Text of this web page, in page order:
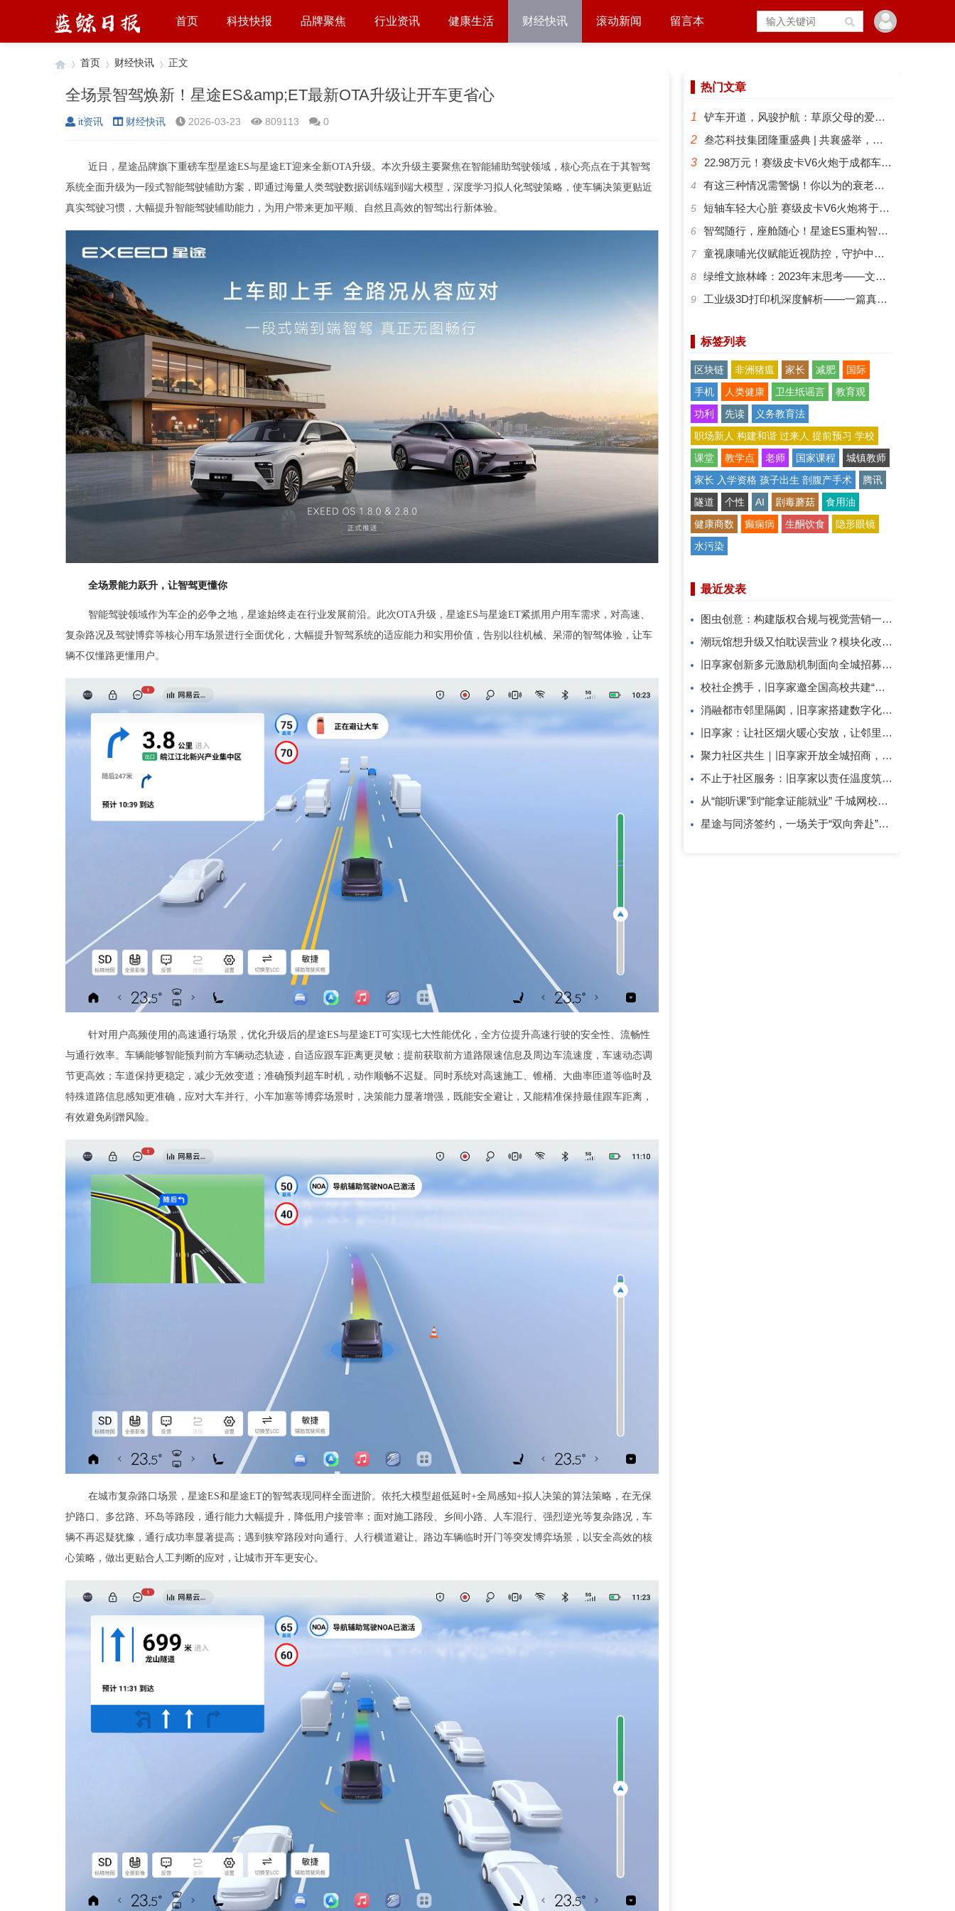
首页 科技快报 品牌聚焦 行业资讯 健康生活 财经快讯 滚动新闻 留言本
›
首页
›
财经快讯
›
正文
全场景智驾焕新！星途ES&amp;ET最新OTA升级让开车更省心
it资讯 财经快讯 2026-03-23 809113 0
近日，星途品牌旗下重磅车型星途ES与星途ET迎来全新OTA升级。本次升级主要聚焦在智能辅助驾驶领域，核心亮点在于其智驾
系统全面升级为一段式智能驾驶辅助方案，即通过海量人类驾驶数据训练端到端大模型，深度学习拟人化驾驶策略，使车辆决策更贴近
真实驾驶习惯，大幅提升智能驾驶辅助能力，为用户带来更加平顺、自然且高效的智驾出行新体验。
全场景能力跃升，让智驾更懂你
智能驾驶领域作为车企的必争之地，星途始终走在行业发展前沿。此次OTA升级，星途ES与星途ET紧抓用户用车需求，对高速、
复杂路况及驾驶博弈等核心用车场景进行全面优化，大幅提升智驾系统的适应能力和实用价值，告别以往机械、呆滞的智驾体验，让车
辆不仅懂路更懂用户。
针对用户高频使用的高速通行场景，优化升级后的星途ES与星途ET可实现七大性能优化，全方位提升高速行驶的安全性、流畅性
与通行效率。车辆能够智能预判前方车辆动态轨迹，自适应跟车距离更灵敏；提前获取前方道路限速信息及周边车流速度，车速动态调
节更高效；车道保持更稳定，减少无效变道；准确预判超车时机，动作顺畅不迟疑。同时系统对高速施工、锥桶、大曲率匝道等临时及
特殊道路信息感知更准确，应对大车并行、小车加塞等博弈场景时，决策能力显著增强，既能安全避让，又能精准保持最佳跟车距离，
有效避免剐蹭风险。
在城市复杂路口场景，星途ES和星途ET的智驾表现同样全面进阶。依托大模型超低延时+全局感知+拟人决策的算法策略，在无保
护路口、多岔路、环岛等路段，通行能力大幅提升，降低用户接管率；面对施工路段、乡间小路、人车混行、强烈逆光等复杂路况，车
辆不再迟疑犹豫，通行成功率显著提高；遇到狭窄路段对向通行、人行横道避让、路边车辆临时开门等突发博弈场景，以安全高效的核
心策略，做出更贴合人工判断的应对，让城市开车更安心。
热门文章
1
铲车开道，风骏护航：草原父母的爱有多硬核？
2 叁芯科技集团隆重盛典 | 共襄盛举，筑梦未来
3
22.98万元！赛级皮卡V6火炮于成都车展正式预售
4 ​有这三种情况需警惕！你以为的衰老可能是“大脑预警”
5 短轴车轻大心脏 赛级皮卡V6火炮将于成都车展开启预售
6 智驾随行，座舱随心！星途ES重构智能化出行新体验
7 ​童视康哺光仪赋能近视防控，守护中国孩子的清晰视界
8 绿维文旅林峰：2023年末思考——文旅新势力与文旅新时代
9 工业级3D打印机深度解析——一篇真正能帮你选对机器的指南
标签列表
区块链 非洲猪瘟 家长 减肥
国际
手机
人类健康 卫生纸谣言
教育观
功利
先读
义务教育法
职场新人 构建和谐 过来人 提前预习 学校
课堂
教学点 老师 国家课程
城镇教师
家长 入学资格 孩子出生 剖腹产手术
腾讯
隧道
个性 AI 剧毒蘑菇
食用油
健康商数
癫痫病 生酮饮食
隐形眼镜
水污染
最近发表
图虫创意：构建版权合规与视觉营销一体化解决方案
潮玩馆想升级又怕耽误营业？模块化改造了解一下
旧享家创新多元激励机制面向全城招募社区志愿者
校社企携手，旧享家邀全国高校共建“智慧社区+实践育人”新生态
消融都市邻里隔阂，旧享家搭建数字化桥梁，打通公益帮扶与社区需
旧享家：让社区烟火暖心安放，让邻里温情岁岁相伴
聚力社区共生｜旧享家开放全城招商，招募合伙人与合作商家
不止于社区服务：旧享家以责任温度筑牢民生底色
从“能听课”到“能拿证能就业” 千城网校重构职考服务新逻辑
星途与同济签约，一场关于“双向奔赴”的校园落地